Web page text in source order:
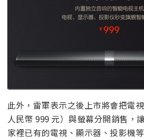
此外，雷軍表示之後上市將會把電
人民幣 999 元）與螢幕分開銷售，
家裡已有的電視、顯示器、投影機